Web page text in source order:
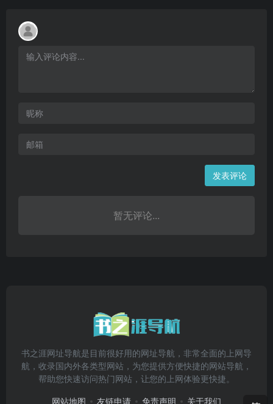
发表评论
暂无评论...
书之涯网址导航是目前很好用的网址导航，非常全面的上网导
航，收录国内外各类型网站，为您提供方便快捷的网站导航，
帮助您快速访问热门网站，让您的上网体验更快捷。
网站地图 友链申请 免责声明 关于我们